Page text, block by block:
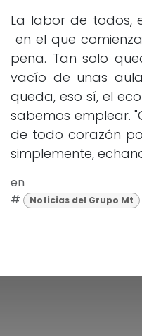
La labor de todos,
en el que
pena. Tan solo
vacío de unas
queda, eso sí, el
sabemos emplear.
de todo corazón
simplemente,
en
#
Noticias del Grupo Mt